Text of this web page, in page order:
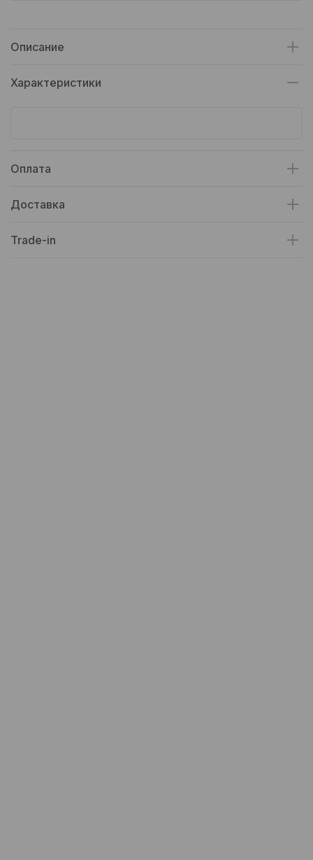
Описание
Характеристики
Оплата
Доставка
Trade-in